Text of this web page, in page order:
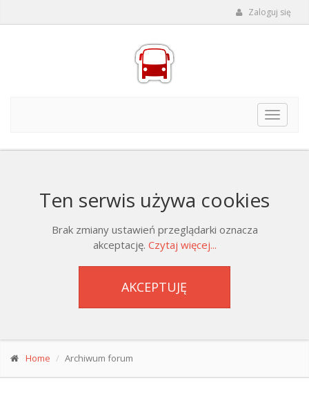
Zaloguj się
Toggle
Ten serwis używa cookies
Brak zmiany ustawień przeglądarki oznacza
akceptację. Czytaj więcej...
AKCEPTUJĘ
Home Archiwum forum